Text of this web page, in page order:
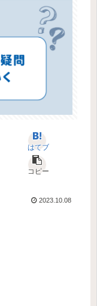
はてブ
コピー
2023.10.08